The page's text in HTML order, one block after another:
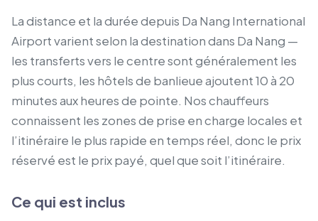
La distance et la durée depuis Da Nang International
Airport varient selon la destination dans Da Nang —
les transferts vers le centre sont généralement les
plus courts, les hôtels de banlieue ajoutent 10 à 20
minutes aux heures de pointe. Nos chauffeurs
connaissent les zones de prise en charge locales et
l’itinéraire le plus rapide en temps réel, donc le prix
réservé est le prix payé, quel que soit l’itinéraire.
Ce qui est inclus